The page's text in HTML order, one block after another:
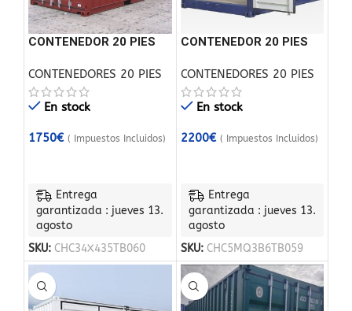
CONTENEDOR 20 PIES
CONTENEDORES 20 PIES
En stock
1750€ ( Impuestos Incluidos)
Entrega
garantizada : jueves 13.
agosto
SKU: CHC34X435TB060
CONTENEDOR 20 PIES
ABIERTO
CONTENEDORES 20 PIES
En stock
2200€ ( Impuestos Incluidos)
Entrega
garantizada : jueves 13.
agosto
SKU: CHC5MQ3B6TB059